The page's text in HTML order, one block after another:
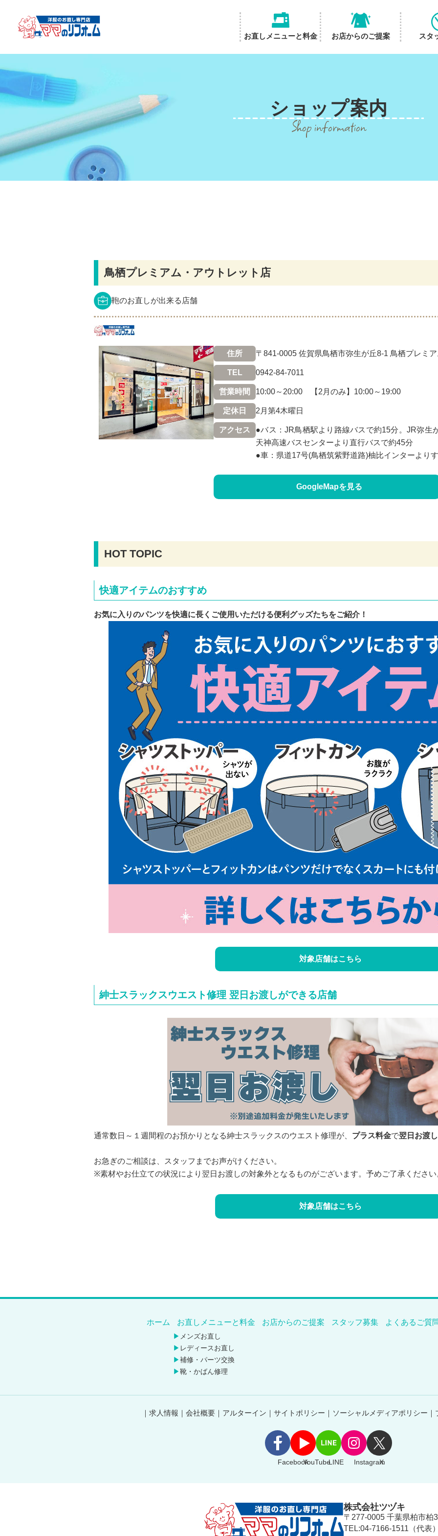
お直しメニューと料金 お店からのご提案 スタ
ショップ案内
Shop information
鳥栖プレミアム・アウトレット店
鞄のお直しが出来る店舗
住所 〒841-0005 佐賀県鳥栖市弥生が丘8-1 鳥栖プレミ
TEL 0942-84-7011
営業時間 10:00～20:00 【2月のみ】10:00～19:00
定休日 2月第4木曜日
アクセス
●バス：JR鳥栖駅より路線バスで約15分。JR弥生
天神高速バスセンターより直行バスで約45分
●車：県道17号(鳥栖筑紫野道路)柚比インターより
GoogleMapを見る
HOT TOPIC
快適アイテムのおすすめ
お気に入りのパンツを快適に長くご使用いただける便利グッズたちをご紹介！
対象店舗はこちら
紳士スラックスウエスト修理 翌日お渡しができる店舗
通常数日～１週間程のお預かりとなる紳士スラックスのウエスト修理が、 プラス料金で翌日お渡し
お急ぎのご相談は、スタッフまでお声がけください。
※素材やお仕立ての状況により翌日お渡しの対象外となるものがございます。予めご了承ください
対象店舗はこちら
ホーム お直しメニューと料金
メンズお直し
レディースお直し
補修・パーツ交換
靴・かばん修理
お店からのご提案 スタッフ募集 よくあるご質
求人情報 会社概要 アルターイン サイトポリシー ソーシャルメディアポリシー
FacebookYouTubeLINE Instagram
X
株式会社ツヅキ
〒277-0005 千葉県柏市柏
TEL:04-7166-1511（代表